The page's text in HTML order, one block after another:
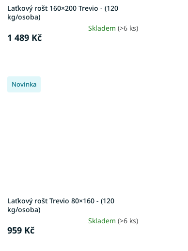
Laťkový rošt 160×200 Trevio - (120
kg/osoba)
Skladem (>6 ks)
1 489 Kč
Novinka
Laťkový rošt Trevio 80×160 - (120
kg/osoba)
Skladem (>6 ks)
959 Kč